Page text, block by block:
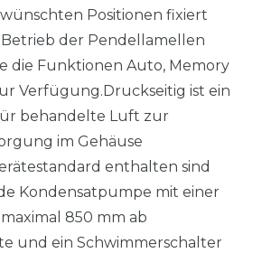
Positionen fixiert
der Pendellamellen
die Funktionen Auto, Memory
Verfügung.Druckseitig ist ein
behandelte Luft zur
im Gehäuse
enthalten sind
Kondensatpumpe mit einer
850 mm ab
und ein Schwimmerschalter